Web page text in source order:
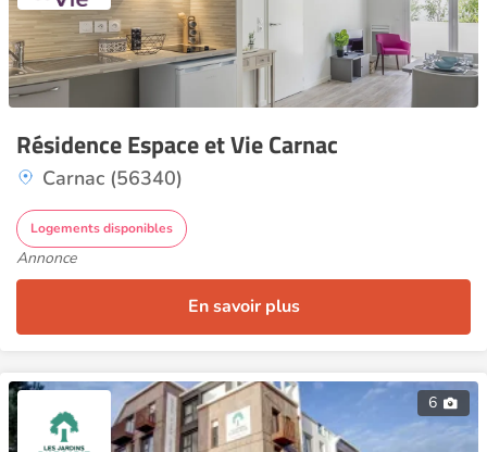
Résidence Espace et Vie Carnac
Carnac (56340)
Logements disponibles
Annonce
En savoir plus
6